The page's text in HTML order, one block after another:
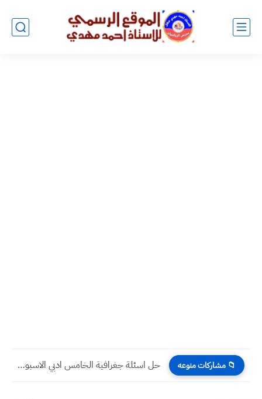
📁 مشاركات منوعه حل اسئلة جغرافية الخامس ادبي الاسبوع الخامس عشر التلفزيون التربوي